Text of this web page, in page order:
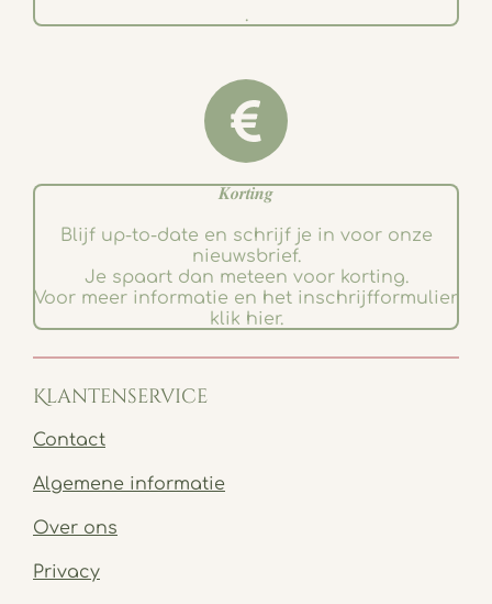
.
𝑲𝒐𝒓𝒕𝒊𝒏𝒈
Blijf up-to-date en schrijf je in voor onze
nieuwsbrief.
Je spaart dan meteen voor korting.
Voor meer informatie en het inschrijfformulier
klik hier.
Klantenservice
Contact
Algemene informatie
Over ons
Privacy